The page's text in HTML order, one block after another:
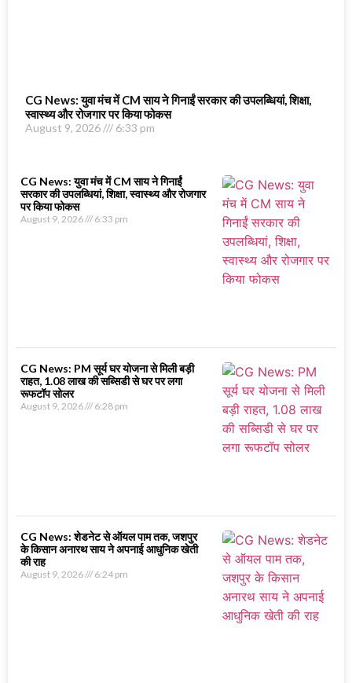
CG News: युवा मंच में CM साय ने गिनाईं सरकार की उपलब्धियां, शिक्षा,
स्वास्थ्य और रोजगार पर किया फोकस
August 9, 2026 6:33 pm
CG News: युवा मंच में CM साय ने गिनाईं
सरकार की उपलब्धियां, शिक्षा, स्वास्थ्य और रोजगार
पर किया फोकस
August 9, 2026 6:33 pm
CG News: PM सूर्य घर योजना से मिली बड़ी
राहत, 1.08 लाख की सब्सिडी से घर पर लगा
रूफटॉप सोलर
August 9, 2026 6:28 pm
CG News: शेडनेट से ऑयल पाम तक, जशपुर
के किसान अनारथ साय ने अपनाई आधुनिक खेती
की राह
August 9, 2026 6:24 pm